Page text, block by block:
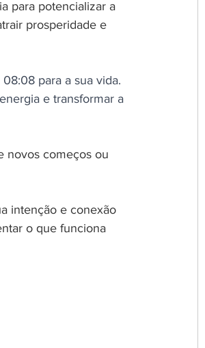
para potencializar a
prosperidade e
para a sua vida.
e transformar a
novos começos ou
intenção e conexão
o que funciona